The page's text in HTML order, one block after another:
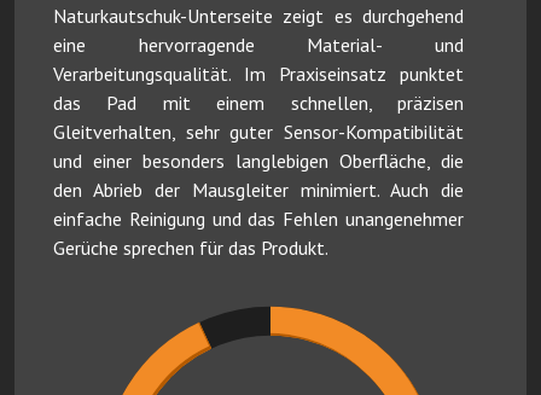
Naturkautschuk-Unterseite zeigt es durchgehend
eine hervorragende Material- und
Verarbeitungsqualität. Im Praxiseinsatz punktet
das Pad mit einem schnellen, präzisen
Gleitverhalten, sehr guter Sensor-Kompatibilität
und einer besonders langlebigen Oberfläche, die
den Abrieb der Mausgleiter minimiert. Auch die
einfache Reinigung und das Fehlen unangenehmer
Gerüche sprechen für das Produkt.